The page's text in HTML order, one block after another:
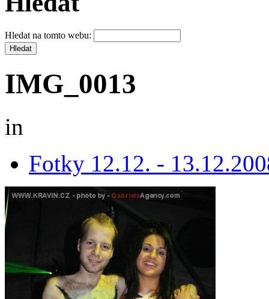
Hledat na tomto webu:
IMG_0013
in
Fotky 12.12. -